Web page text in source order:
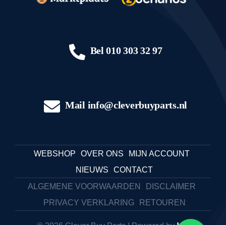
Bel010 303 32 97
Mail info@cleverbuyparts.nl
WEBSHOP OVER ONS
MIJN ACCOUNT
NIEUWS
CONTACT
ALGEMENE VOORWAARDEN
DISCLAIMER
PRIVACY VERKLARING
RETOUREN